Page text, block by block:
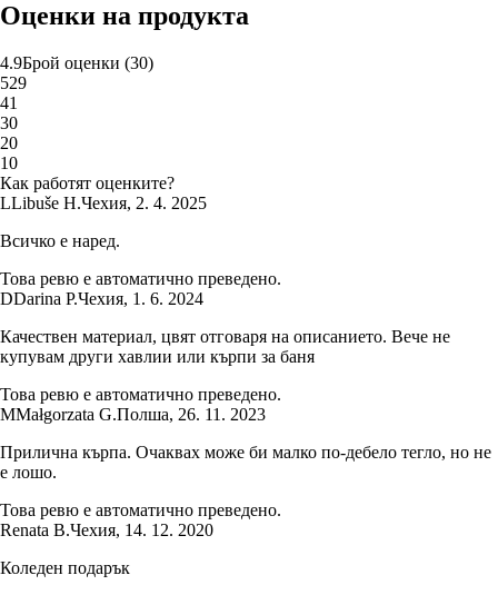
Оценки на продукта
4.9Брой оценки (30)
529
41
30
20
10
Как работят оценките?
LLibuše H.Чехия, 2. 4. 2025
Всичко е наред.
Това ревю е автоматично преведено.
DDarina P.Чехия, 1. 6. 2024
Качествен материал, цвят отговаря на описанието. Вече не
купувам други хавлии или кърпи за баня
Това ревю е автоматично преведено.
MMałgorzata G.Полша, 26. 11. 2023
Прилична кърпа. Очаквах може би малко по-дебело тегло, но не
е лошо.
Това ревю е автоматично преведено.
Renata B.Чехия, 14. 12. 2020
Коледен подарък